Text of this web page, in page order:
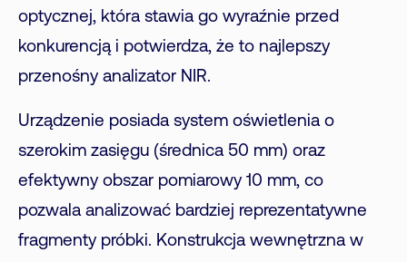
optycznej, która stawia go wyraźnie przed
konkurencją i potwierdza, że to najlepszy
przenośny analizator NIR.
Urządzenie posiada system oświetlenia o
szerokim zasięgu (średnica 50 mm) oraz
efektywny obszar pomiarowy 10 mm, co
pozwala analizować bardziej reprezentatywne
fragmenty próbki. Konstrukcja wewnętrzna w